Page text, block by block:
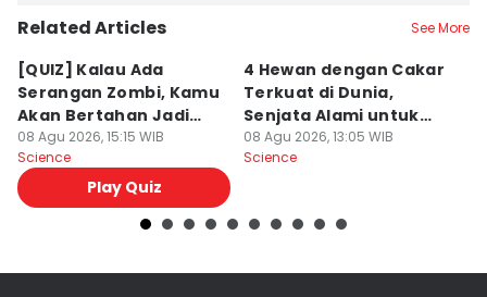
Related Articles See More
[QUIZ] Kalau Ada
Serangan Zombi, Kamu
Akan Bertahan Jadi
Manusia atau Ikut
Berubah?
08 Agu 2026, 15:15 WIB
Science
Play Quiz
4 Hewan dengan Cakar
Terkuat di Dunia,
Senjata Alami untuk
Berburu!
08 Agu 2026, 13:05 WIB
Science